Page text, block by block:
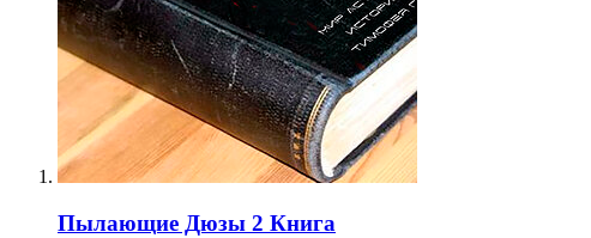
Пылающие Дюзы 2 Книга